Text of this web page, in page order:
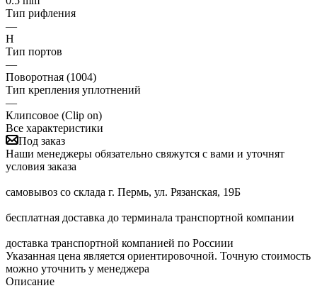
Тип рифления
—
H
Тип портов
—
Поворотная (1004)
Тип крепления уплотнений
—
Клипсовое (Clip on)
Все характеристики
Под заказ
Наши менеджеры обязательно свяжутся с вами и уточнят
условия заказа
самовывоз со склада г. Пермь, ул. Рязанская, 19Б
бесплатная доставка до терминала транспортной компании
доставка транспортной компанией по Россиии
Указанная цена является ориентировочной. Точную стоимость
можно уточнить у менеджера
Описание